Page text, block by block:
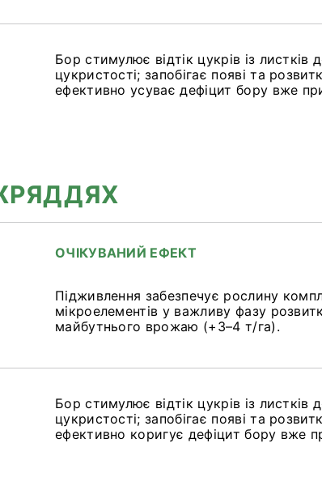
Бор стимулює відтік цукрів із
цукристості; запобігає появі та
ефективно усуває дефіцит бору вже
ОЧІКУВАНИЙ ЕФЕКТ
Підживлення забезпечує рослину
мікроелементів у важливу фазу
майбутнього врожаю (+3–4 т/га).
Бор стимулює відтік цукрів із
цукристості; запобігає появі та
ефективно коригує дефіцит бору вже